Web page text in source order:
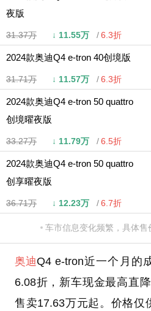
夜版
31.37万 ↓ 11.55万 6.3折
2024款奥迪Q4 e-tron 40创境版
31.71万 ↓ 11.57万 6.3折
2024款奥迪Q4 e-tron 50 quattro
创境曜夜版
33.27万 ↓ 11.79万 6.5折
2024款奥迪Q4 e-tron 50 quattro
创享曜夜版
36.71万 ↓ 12.23万 6.7折
车市信息变化频繁，具体
奥迪Q4 e-tron近一个月的
6.08折，新车现金最高直
售卖17.63万元起。价格仅